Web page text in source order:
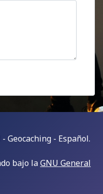
Geocaching - Español.
bajo laGNU General